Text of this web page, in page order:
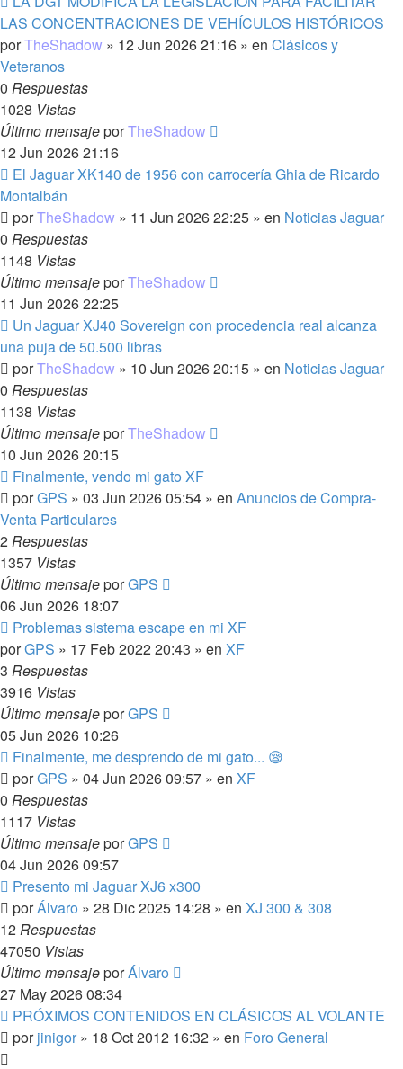
mensaje
LAS CONCENTRACIONES DE VEHÍCULOS HISTÓRICOS
porTheShadow » 12 Jun 2026 21:16 » en Clásicos y
Veteranos
0 Respuestas
1028 Vistas
Último mensajeporTheShadow
12 Jun 2026 21:16
Nuevo
mensaje
El Jaguar XK140 de 1956 con carrocería Ghia de Ricardo
Montalbán
porTheShadow » 11 Jun 2026 22:25 » en Noticias Jaguar
0 Respuestas
1148 Vistas
Último mensajeporTheShadow
11 Jun 2026 22:25
Nuevo
mensaje
Un Jaguar XJ40 Sovereign con procedencia real alcanza
una puja de 50.500 libras
porTheShadow » 10 Jun 2026 20:15 » en Noticias Jaguar
0 Respuestas
1138 Vistas
Último mensajeporTheShadow
10 Jun 2026 20:15
Nuevo
mensaje
Finalmente, vendo mi gato XF
porGPS » 03 Jun 2026 05:54 » en Anuncios de Compra-
Venta Particulares
2Respuestas
1357 Vistas
Último mensajeporGPS
06 Jun 2026 18:07
Nuevo
mensaje
Problemas sistema escape en mi XF
porGPS » 17 Feb 2022 20:43 » en XF
3 Respuestas
3916 Vistas
Último mensajeporGPS
05 Jun 2026 10:26
Nuevo
mensaje
Finalmente, me desprendo de mi gato... 😪
porGPS » 04 Jun 2026 09:57 » en XF
0 Respuestas
1117 Vistas
Último mensajeporGPS
04 Jun 2026 09:57
Nuevo
mensaje
Presento mi Jaguar XJ6 x300
porÁlvaro » 28 Dic 2025 14:28 » en XJ 300 & 308
12Respuestas
47050 Vistas
Último mensajeporÁlvaro
27 May 2026 08:34
Nuevo
mensaje
PRÓXIMOS CONTENIDOS EN CLÁSICOS AL VOLANTE
porjinigor » 18 Oct 2012 16:32 » en Foro General